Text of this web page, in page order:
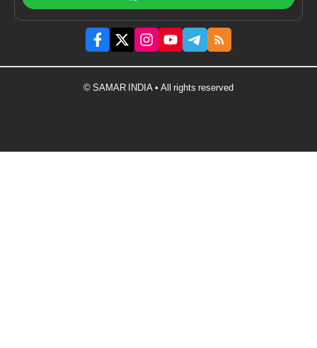
© SAMAR INDIA • All rights reserved